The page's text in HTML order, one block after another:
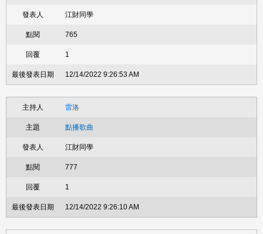
江財同學
765
1
12/14/2022 9:26:53 AM
雷洛
點播歌曲
江財同學
777
1
12/14/2022 9:26:10 AM